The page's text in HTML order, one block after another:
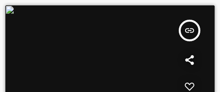
insert_link